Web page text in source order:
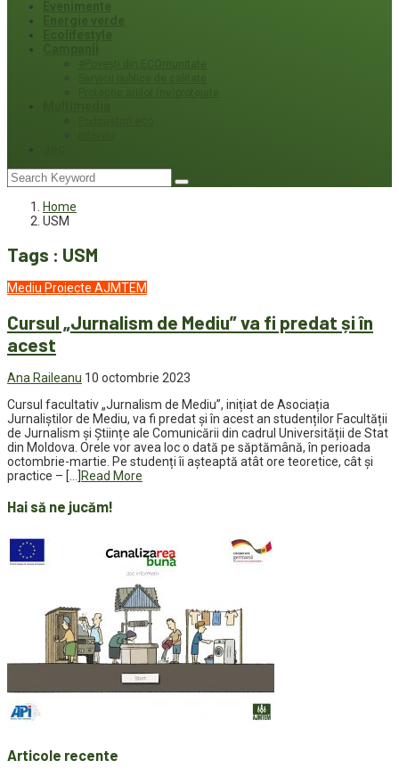
Home
USM
Tags : USM
Mediu Proiecte AJMTEM
Cursul „Jurnalism de Mediu” va fi predat și în
acest
Ana Raileanu 10 octombrie 2023
Cursul facultativ „Jurnalism de Mediu”, inițiat de Asociația
Jurnaliștilor de Mediu, va fi predat și în acest an studenților Facultății
de Jurnalism și Științe ale Comunicării din cadrul Universității de Stat
din Moldova. Orele vor avea loc o dată pe săptămână, în perioada
octombrie-martie. Pe studenți îi așteaptă atât ore teoretice, cât și
practice – […] Read More
Hai să ne jucăm!
Articole recente